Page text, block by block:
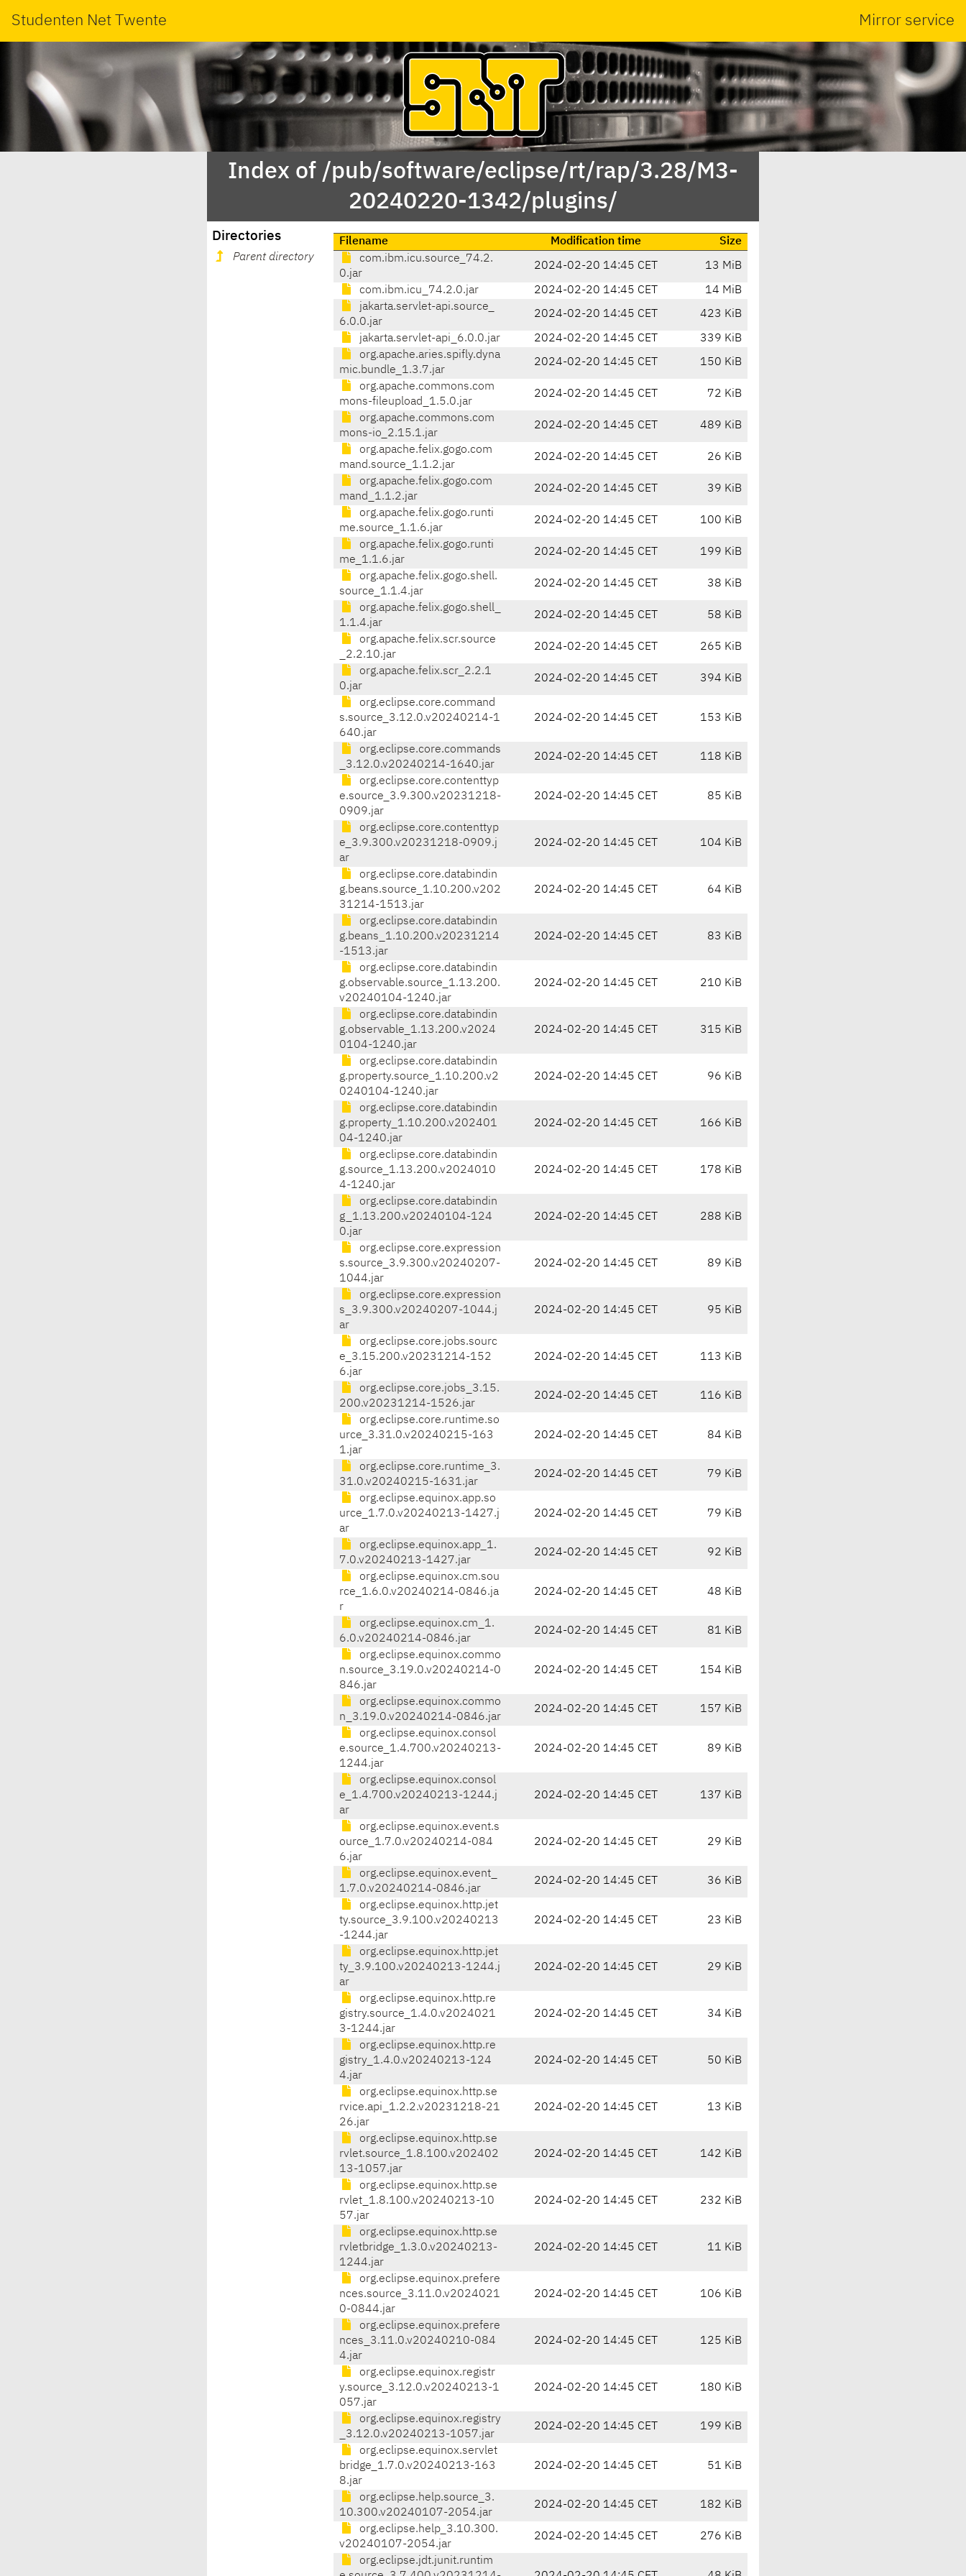
Studenten Net Twente Mirror service
Index of /pub/software/eclipse/rt/rap/3.28/M3-
20240220-1342/plugins/
Directories
Parent directory
Filename Modification time
Size
com.ibm.icu.source_74.2.
0.jar
2024-02-20 14:45 CET 13 MiB
com.ibm.icu_74.2.0.jar 2024-02-20 14:45 CET
14 MiB
jakarta.servlet-api.source_
6.0.0.jar
2024-02-20 14:45 CET 423 KiB
jakarta.servlet-api_6.0.0.jar 2024-02-20 14:45 CET
339 KiB
org.apache.aries.spifly.dyna
mic.bundle_1.3.7.jar
2024-02-20 14:45 CET 150 KiB
org.apache.commons.com
mons-fileupload_1.5.0.jar
2024-02-20 14:45 CET 72 KiB
org.apache.commons.com
mons-io_2.15.1.jar
2024-02-20 14:45 CET 489 KiB
org.apache.felix.gogo.com
mand.source_1.1.2.jar
2024-02-20 14:45 CET 26 KiB
org.apache.felix.gogo.com
mand_1.1.2.jar
2024-02-20 14:45 CET 39 KiB
org.apache.felix.gogo.runti
me.source_1.1.6.jar
2024-02-20 14:45 CET 100 KiB
org.apache.felix.gogo.runti
me_1.1.6.jar
2024-02-20 14:45 CET 199 KiB
org.apache.felix.gogo.shell.
source_1.1.4.jar
2024-02-20 14:45 CET 38 KiB
org.apache.felix.gogo.shell_
1.1.4.jar
2024-02-20 14:45 CET 58 KiB
org.apache.felix.scr.source
_2.2.10.jar
2024-02-20 14:45 CET 265 KiB
org.apache.felix.scr_2.2.1
0.jar
2024-02-20 14:45 CET 394 KiB
org.eclipse.core.command
s.source_3.12.0.v20240214-1
640.jar
2024-02-20 14:45 CET 153 KiB
org.eclipse.core.commands
_3.12.0.v20240214-1640.jar
2024-02-20 14:45 CET 118 KiB
org.eclipse.core.contenttyp
e.source_3.9.300.v20231218-
0909.jar
2024-02-20 14:45 CET 85 KiB
org.eclipse.core.contenttyp
e_3.9.300.v20231218-0909.j
ar
2024-02-20 14:45 CET 104 KiB
org.eclipse.core.databindin
g.beans.source_1.10.200.v202
31214-1513.jar
2024-02-20 14:45 CET 64 KiB
org.eclipse.core.databindin
g.beans_1.10.200.v20231214
-1513.jar
2024-02-20 14:45 CET 83 KiB
org.eclipse.core.databindin
g.observable.source_1.13.200.
v20240104-1240.jar
2024-02-20 14:45 CET 210 KiB
org.eclipse.core.databindin
g.observable_1.13.200.v2024
0104-1240.jar
2024-02-20 14:45 CET 315 KiB
org.eclipse.core.databindin
g.property.source_1.10.200.v2
0240104-1240.jar
2024-02-20 14:45 CET 96 KiB
org.eclipse.core.databindin
g.property_1.10.200.v202401
04-1240.jar
2024-02-20 14:45 CET 166 KiB
org.eclipse.core.databindin
g.source_1.13.200.v2024010
4-1240.jar
2024-02-20 14:45 CET 178 KiB
org.eclipse.core.databindin
g_1.13.200.v20240104-124
0.jar
2024-02-20 14:45 CET 288 KiB
org.eclipse.core.expression
s.source_3.9.300.v20240207-
1044.jar
2024-02-20 14:45 CET 89 KiB
org.eclipse.core.expression
s_3.9.300.v20240207-1044.j
ar
2024-02-20 14:45 CET 95 KiB
org.eclipse.core.jobs.sourc
e_3.15.200.v20231214-152
6.jar
2024-02-20 14:45 CET 113 KiB
org.eclipse.core.jobs_3.15.
200.v20231214-1526.jar
2024-02-20 14:45 CET 116 KiB
org.eclipse.core.runtime.so
urce_3.31.0.v20240215-163
1.jar
2024-02-20 14:45 CET 84 KiB
org.eclipse.core.runtime_3.
31.0.v20240215-1631.jar
2024-02-20 14:45 CET 79 KiB
org.eclipse.equinox.app.so
urce_1.7.0.v20240213-1427.j
ar
2024-02-20 14:45 CET 79 KiB
org.eclipse.equinox.app_1.
7.0.v20240213-1427.jar
2024-02-20 14:45 CET 92 KiB
org.eclipse.equinox.cm.sou
rce_1.6.0.v20240214-0846.ja
r
2024-02-20 14:45 CET 48 KiB
org.eclipse.equinox.cm_1.
6.0.v20240214-0846.jar
2024-02-20 14:45 CET 81 KiB
org.eclipse.equinox.commo
n.source_3.19.0.v20240214-0
846.jar
2024-02-20 14:45 CET 154 KiB
org.eclipse.equinox.commo
n_3.19.0.v20240214-0846.jar
2024-02-20 14:45 CET 157 KiB
org.eclipse.equinox.consol
e.source_1.4.700.v20240213-
1244.jar
2024-02-20 14:45 CET 89 KiB
org.eclipse.equinox.consol
e_1.4.700.v20240213-1244.j
ar
2024-02-20 14:45 CET 137 KiB
org.eclipse.equinox.event.s
ource_1.7.0.v20240214-084
6.jar
2024-02-20 14:45 CET 29 KiB
org.eclipse.equinox.event_
1.7.0.v20240214-0846.jar
2024-02-20 14:45 CET 36 KiB
org.eclipse.equinox.http.jet
ty.source_3.9.100.v20240213
-1244.jar
2024-02-20 14:45 CET 23 KiB
org.eclipse.equinox.http.jet
ty_3.9.100.v20240213-1244.j
ar
2024-02-20 14:45 CET 29 KiB
org.eclipse.equinox.http.re
gistry.source_1.4.0.v2024021
3-1244.jar
2024-02-20 14:45 CET 34 KiB
org.eclipse.equinox.http.re
gistry_1.4.0.v20240213-124
4.jar
2024-02-20 14:45 CET 50 KiB
org.eclipse.equinox.http.se
rvice.api_1.2.2.v20231218-21
26.jar
2024-02-20 14:45 CET 13 KiB
org.eclipse.equinox.http.se
rvlet.source_1.8.100.v202402
13-1057.jar
2024-02-20 14:45 CET 142 KiB
org.eclipse.equinox.http.se
rvlet_1.8.100.v20240213-10
57.jar
2024-02-20 14:45 CET 232 KiB
org.eclipse.equinox.http.se
rvletbridge_1.3.0.v20240213-
1244.jar
2024-02-20 14:45 CET 11 KiB
org.eclipse.equinox.prefere
nces.source_3.11.0.v2024021
0-0844.jar
2024-02-20 14:45 CET 106 KiB
org.eclipse.equinox.prefere
nces_3.11.0.v20240210-084
4.jar
2024-02-20 14:45 CET 125 KiB
org.eclipse.equinox.registr
y.source_3.12.0.v20240213-1
057.jar
2024-02-20 14:45 CET 180 KiB
org.eclipse.equinox.registry
_3.12.0.v20240213-1057.jar
2024-02-20 14:45 CET 199 KiB
org.eclipse.equinox.servlet
bridge_1.7.0.v20240213-163
8.jar
2024-02-20 14:45 CET 51 KiB
org.eclipse.help.source_3.
10.300.v20240107-2054.jar
2024-02-20 14:45 CET 182 KiB
org.eclipse.help_3.10.300.
v20240107-2054.jar
2024-02-20 14:45 CET 276 KiB
org.eclipse.jdt.junit.runtim